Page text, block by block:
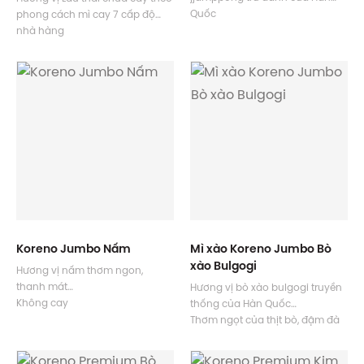
phong cách mì cay 7 cấp độ
nhà hàng
Độ cay tương đương cấp độ 1
nhà hàng
Quốc
Vị cay nồng, kích thích mọi giác
quan khi thưởng thức
Koreno Jumbo Nấm
Hương vị nấm thơm ngon,
thanh mát
Không cay
Mì xào Koreno Jumbo Bò
xào Bulgogi
Hương vị bò xào bulgogi truyền
thống của Hàn Quốc
Thơm ngọt của thịt bò, đậm đà
tiêu và ớt